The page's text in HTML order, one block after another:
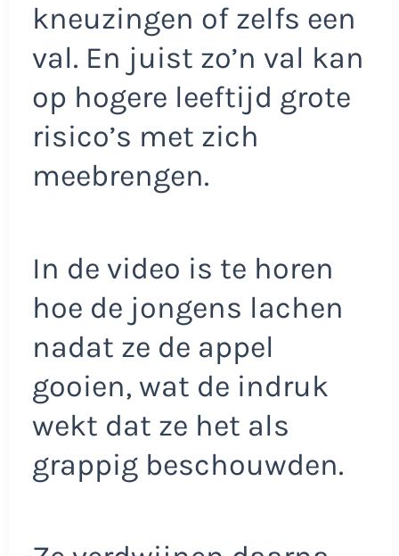
kneuzingen of zelfs een
val. En juist zo’n val kan
op hogere leeftijd grote
risico’s met zich
meebrengen.
In de video is te horen
hoe de jongens lachen
nadat ze de appel
gooien, wat de indruk
wekt dat ze het als
grappig beschouwden.